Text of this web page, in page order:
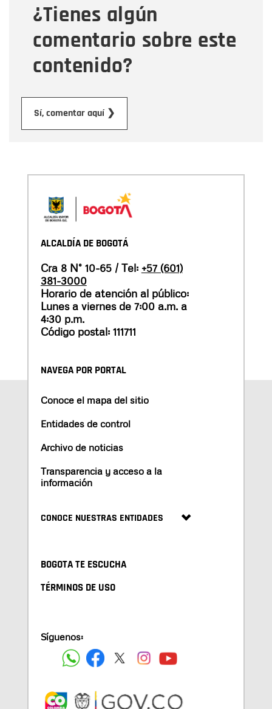
¿Tienes algún
comentario sobre este
contenido?
Sí, comentar aquí ❯
Mensaje
ALCALDÍA DE BOGOTÁ
Cra 8 N° 10-65 / Tel: +57 (601)
381-3000
Horario de atención al público:
Lunes a viernes de 7:00 a.m. a
4:30 p.m.
Código postal: 111711
NAVEGA POR PORTAL
Conoce el mapa del sitio
Entidades de control
Archivo de noticias
Transparencia y acceso a la
información
CONOCE NUESTRAS ENTIDADES
BOGOTA TE ESCUCHA
TÉRMINOS DE USO
Síguenos: